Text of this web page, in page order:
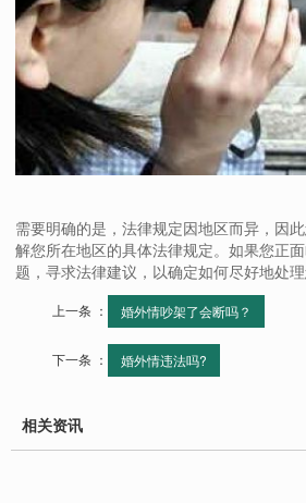
需要明确的是，法律规定因地区而异，因
解您所在地区的具体法律规定。如果您正
题，寻求法律建议，以确定如何尽好地处理
上一条 ： 婚外情吵架了会断吗？
下一条 ： 婚外情违法吗?
相关资讯